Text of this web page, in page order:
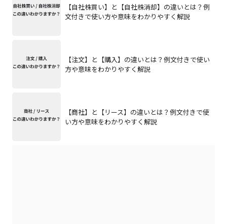
【自社株買い】と【自社株消却】の違いとは？例
文付きで使い方や意味をわかりやすく解説
【注文】と【購入】の違いとは？例文付きで使い
方や意味をわかりやすく解説
【商社】と【リース】の違いとは？例文付きで使
い方や意味をわかりやすく解説